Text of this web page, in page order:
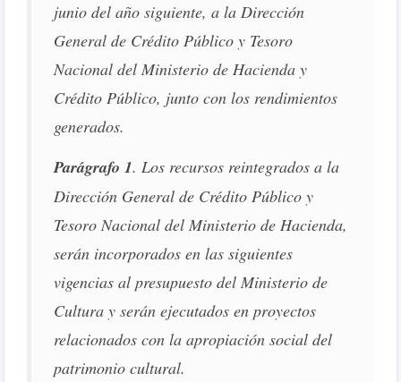
junio del año siguiente, a la Dirección
General de Crédito Público y Tesoro
Nacional del Ministerio de Hacienda y
Crédito Público, junto con los rendimientos
generados.
Parágrafo 1. Los recursos reintegrados a la
Dirección General de Crédito Público y
Tesoro Nacional del Ministerio de Hacienda,
serán incorporados en las siguientes
vigencias al presupuesto del Ministerio de
Cultura y serán ejecutados en proyectos
relacionados con la apropiación social del
patrimonio cultural.